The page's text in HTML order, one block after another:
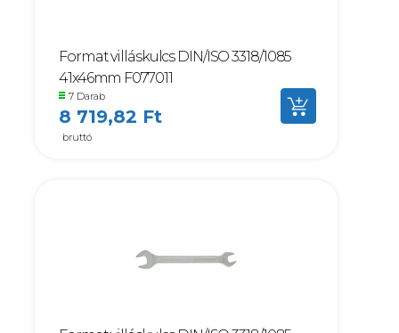
Format villáskulcs DIN/ISO 3318/1085
41x46mm F077011
7 Darab
8 719,82 Ft
bruttó